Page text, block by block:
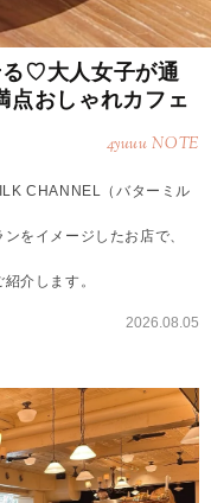
る♡大人女子が通
点おしゃれカフェ
4yuuu NOTE
CHANNEL（バターミル
をイメージしたお店で、
介します。
2026.08.05